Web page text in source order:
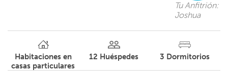
Tu Anfitrión:
Joshua
Habitaciones en
casas particulares
12 Huéspedes 3 Dormitorios